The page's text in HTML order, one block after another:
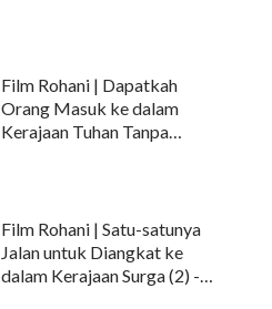
Film Rohani | Dapatkah
Orang Masuk ke dalam
Kerajaan Tuhan Tanpa
Film Rohani | Satu-satunya
Jalan untuk Diangkat ke
dalam Kerajaan Surga (2) -